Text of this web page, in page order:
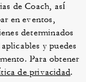
de Coach, así
en eventos,
determinados
y puedes
Para obtener
de privacidad.